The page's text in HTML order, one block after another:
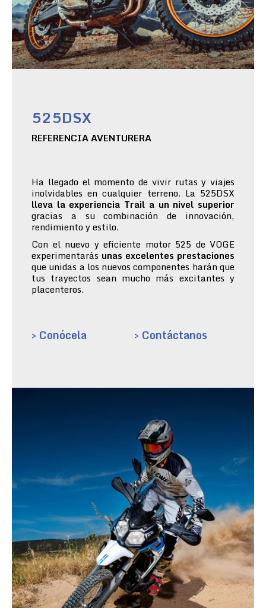
525DSX
REFERENCIA AVENTURERA
Ha llegado el momento de vivir rutas y viajes
inolvidables en cualquier terreno. La 525DSX
lleva la experiencia Trail a un nivel superior
gracias a su combinación de innovación,
rendimiento y estilo.
Con el nuevo y eficiente motor 525 de VOGE
experimentarás unas excelentes prestaciones
que unidas a los nuevos componentes harán que
tus trayectos sean mucho más excitantes y
placenteros.
> Conócela > Contáctanos